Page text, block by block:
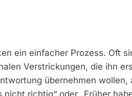
ein einfacher Prozess. Oft
Verstrickungen, die ihn
übernehmen wollen,